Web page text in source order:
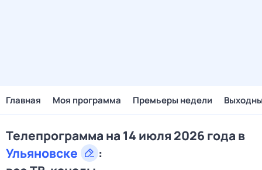
Главная Моя программа Премьеры недели
Телепрограмма на 14 июля 2026 года в
Ульяновске
: